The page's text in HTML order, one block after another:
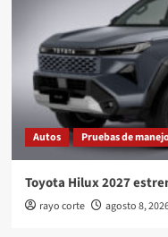
Autos Pruebas de
Toyota Hilux 2027
rayo corte agosto 8,